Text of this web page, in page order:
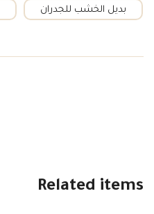
بديل الخشب للجدران
Related items